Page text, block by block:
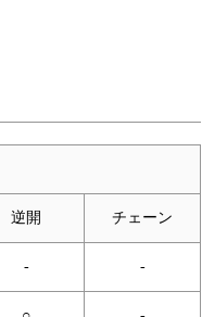
逆開 チェーン
- -